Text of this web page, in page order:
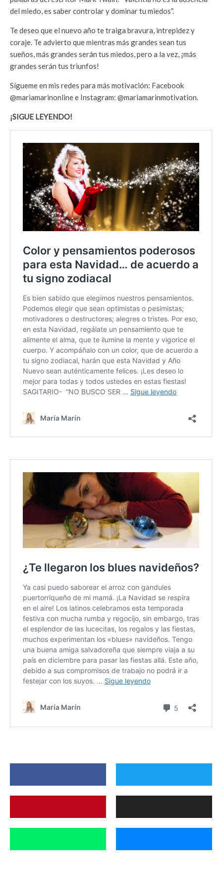
del miedo, es saber controlar y dominar tu miedos”.
Te deseo que el nuevo año te traiga bravura, intrepidez y
coraje. Te advierto que mientras más grandes sean tus
sueños, más grandes serán tus miedos, pero a la vez, ¡más
grandes serán tus triunfos!
Sígueme en mis redes para más motivación: Facebook
@mariamarinonline e Instagram: @mariamarinmotivation.
¡SIGUE LEYENDO!